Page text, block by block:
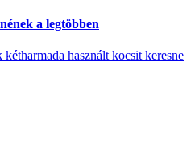
a legtöbben
használt kocsit keresne